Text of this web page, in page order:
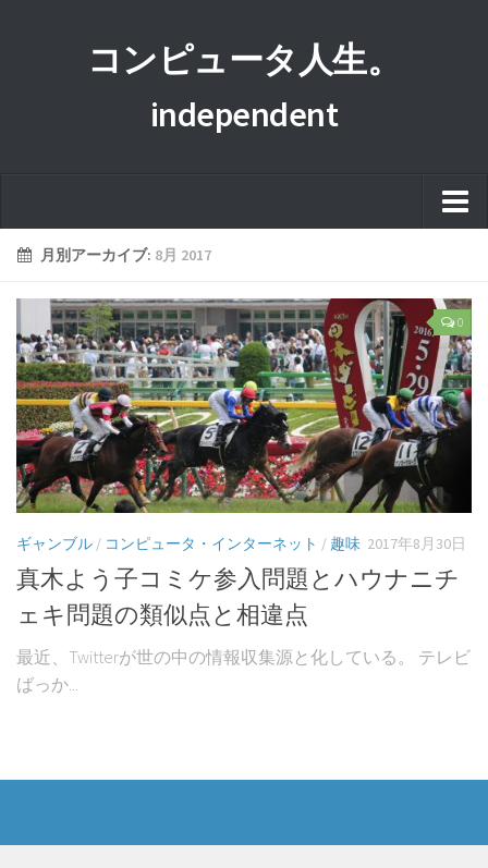
コンピュータ人生。
independent
ホーム
プライバシーポリシー
運営者情報
月別アーカイブ: 8月 2017
0
ギャンブル / コンピュータ・インターネット / 趣味 2017年8月30日
真木よう子コミケ参入問題とハウナニチ
ェキ問題の類似点と相違点
最近、Twitterが世の中の情報収集源と化している。 テレビ
ばっか...